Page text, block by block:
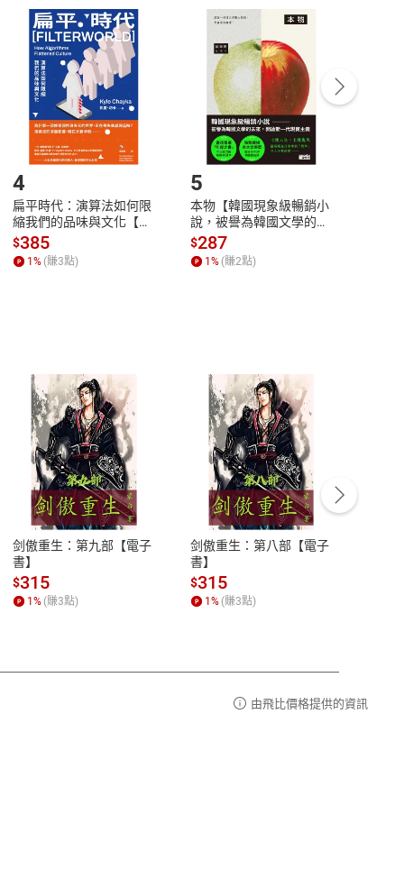
點選「瀏覽訂單明細」 「申請取消訂單 /退
貨。
付款方式
Payment
完成
Complete
號，下載書籍後看書
性
參
客服資訊
服務時間：週一到週五 10:00-12:00、
13:00-17:00 (國定假日及例假日休息)
客服電話：0080-1857077
4
扁平時代：演算法如何限
縮我們的品味與文化【電
子書】
$385
1% (賺3點)
5
本物【韓國現象級暢銷小
說，被譽為韓國文學的未
來】【電子書】
$287
1% (賺2點)
剑傲重生：第九部【電子
書】
$315
1% (賺3點)
剑傲重生：第八部【電子
書】
$315
1% (賺3點)
由飛比價格提供的資訊